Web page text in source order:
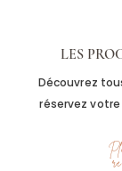
LES
Découvrez
réservez